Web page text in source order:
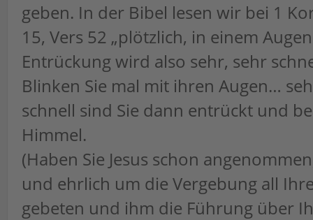
geben. In der Bibel lesen wir bei 1
15, Vers 52 „plötzlich, in einem
Entrückung wird also sehr, sehr
Blinken Sie mal mit ihren Augen…
schnell sind Sie dann entrückt und
Himmel.
(Haben Sie Jesus schon
und ehrlich um die Vergebung all
gebeten und ihm die Führung über